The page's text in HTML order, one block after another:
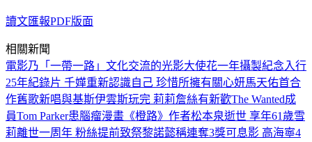
讀文匯報PDF版面
相關新聞
電影乃「一帶一路」文化交流的光影大使花一年攝製紀念入行
25年紀錄片 千嬅重新認識自己 珍惜所擁有關心妍馬天佑首合
作舊歌新唱與基斯伊雲斯玩完 莉莉詹絲有新歡The Wanted成
員Tom Parker患腦瘤漫畫《橙路》作者松本泉逝世 享年61歲雪
莉離世一周年 粉絲提前致祭黎諾懿稱連奪3獎可息影 高海寧4